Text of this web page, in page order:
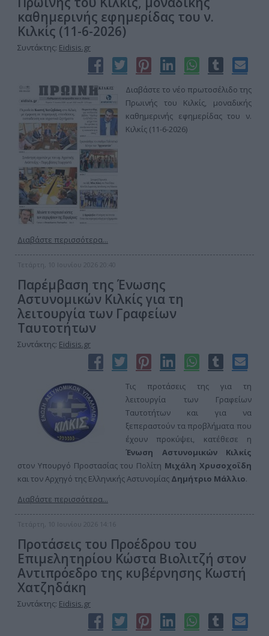
καθημερινής εφημερίδας του ν.
Κιλκίς (11-6-2026)
Συντάκτης: Eidisis.gr
Διαβάστε το νέο πρωτοσέλιδο της
Πρωινής του Κιλκίς, μοναδικής
καθημερινής εφημερίδας του ν.
Κιλκίς (11-6-2026)
Διαβάστε περισσότερα...
Τετάρτη, 10 Ιουνίου 2026 20:40
Παρέμβαση της Ένωσης
Αστυνομικών Κιλκίς για τη
λειτουργία των Γραφείων
Ταυτοτήτων
Συντάκτης: Eidisis.gr
Τις προτάσεις της για τη
λειτουργία των Γραφείων
Ταυτοτήτων και για να
ξεπεραστούν τα προβλήματα που
έχουν προκύψει, κατέθεσε η
Ένωση Αστυνομικών Κιλκίς
στον Υπουργό Προστασίας του Πολίτη Μιχάλη Χρυσοχοΐδη
και τον Αρχηγό της Ελληνικής Αστυνομίας Δημήτριο Μάλλιο.
Διαβάστε περισσότερα...
Τετάρτη, 10 Ιουνίου 2026 14:16
Προτάσεις του Προέδρου του
Επιμελητηρίου Κώστα Βιολιτζή στον
Αντιπρόεδρο της κυβέρνησης Κωστή
Χατζηδάκη
Συντάκτης: Eidisis.gr